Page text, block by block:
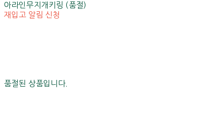
아라인무지개키링 (품절)
재입고 알림 신청
품절된 상품입니다.